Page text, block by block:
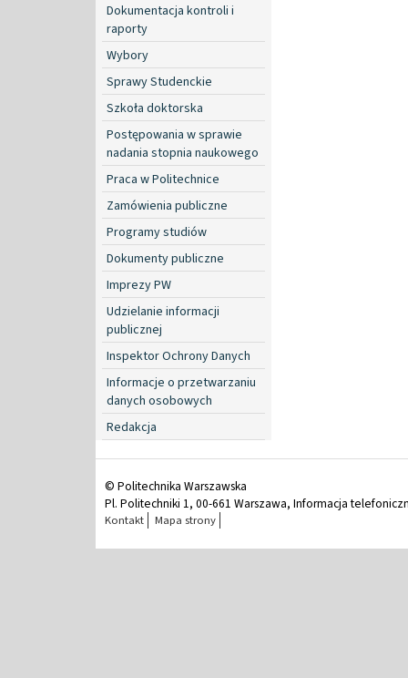
Dokumentacja kontroli i
raporty
Wybory
Sprawy Studenckie
Szkoła doktorska
Postępowania w sprawie
nadania stopnia naukowego
Praca w Politechnice
Zamówienia publiczne
Programy studiów
Dokumenty publiczne
Imprezy PW
Udzielanie informacji
publicznej
Inspektor Ochrony Danych
Informacje o przetwarzaniu
danych osobowych
Redakcja
© Politechnika Warszawska
Pl. Politechniki 1, 00-661 Warszawa, Informacja
Kontakt Mapa strony